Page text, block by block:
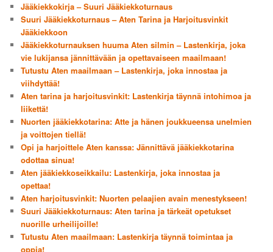
Jääkiekkokirja – Suuri Jääkiekkoturnaus
Suuri Jääkiekkoturnaus – Aten Tarina ja Harjoitusvinkit
Jääkiekkoon
Jääkiekkoturnauksen huuma Aten silmin – Lastenkirja, joka
vie lukijansa jännittävään ja opettavaiseen maailmaan!
Tutustu Aten maailmaan – Lastenkirja, joka innostaa ja
viihdyttää!
Aten tarina ja harjoitusvinkit: Lastenkirja täynnä intohimoa ja
liikettä!
Nuorten jääkiekkotarina: Atte ja hänen joukkueensa unelmien
ja voittojen tiellä!
Opi ja harjoittele Aten kanssa: Jännittävä jääkiekkotarina
odottaa sinua!
Aten jääkiekkoseikkailu: Lastenkirja, joka innostaa ja
opettaa!
Aten harjoitusvinkit: Nuorten pelaajien avain menestykseen!
Suuri Jääkiekkoturnaus: Aten tarina ja tärkeät opetukset
nuorille urheilijoille!
Tutustu Aten maailmaan: Lastenkirja täynnä toimintaa ja
oppia!